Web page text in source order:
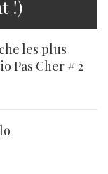
!)
les plus
Pas Cher # 2